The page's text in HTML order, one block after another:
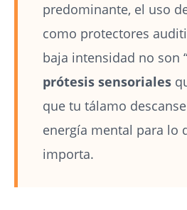
predominante, el uso
como protectores
baja intensidad no son
prótesis sensoriales
que tu tálamo
energía mental para lo
importa.